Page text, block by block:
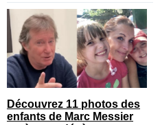
Découvrez 11 photos des
enfants de Marc Messier